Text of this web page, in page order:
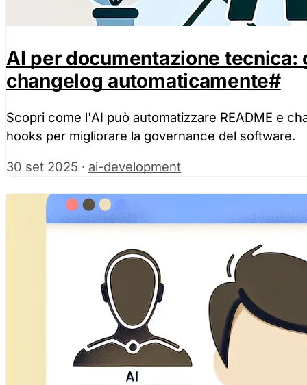
AI per documentazione tecnica:
changelog automaticamente#
Scopri come l'AI può automatizzare README e
hooks per migliorare la governance del software.
30 set 2025 · ai-development